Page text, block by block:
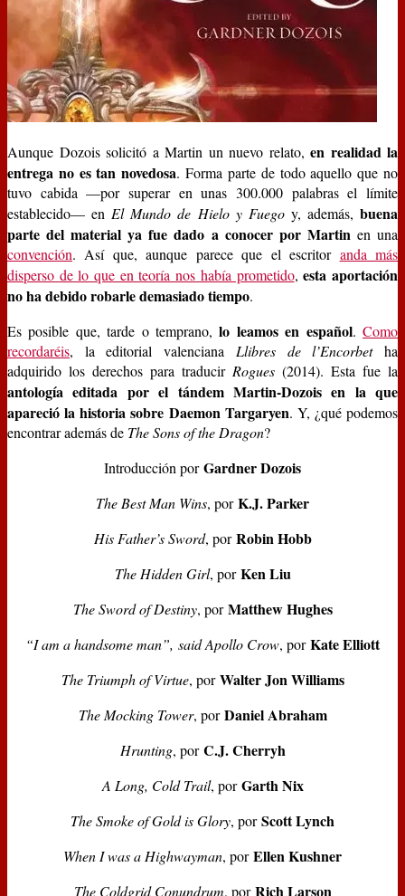
Aunque Dozois solicitó a Martin un nuevo relato, en realidad la
entrega no es tan novedosa. Forma parte de todo aquello que no
tuvo cabida —por superar en unas 300.000 palabras el límite
establecido— en El Mundo de Hielo y Fuegoy, además,buena
parte del material ya fue dado a conocer por Martin en una
convención. Así que, aunque parece que el escritor anda más
disperso de lo que en teoría nos había prometido,esta aportación
no ha debido robarle demasiado tiempo.
Es posible que, tarde o temprano,lo leamos en español.Como
recordaréis, la editorial valenciana Llibres de l’Encorbetha
adquirido los derechos para traducir Rogues (2014). Esta fue la
antología editada por el tándem Martin-Dozois en la que
apareció la historia sobre Daemon Targaryen. Y, ¿qué podemos
encontrar además de The Sons of the Dragon?
Introducción porGardner Dozois
The Best Man Wins, porK.J. Parker
His Father’s Sword, porRobin Hobb
The Hidden Girl, porKen Liu
The Sword of Destiny, porMatthew Hughes
“I am a handsome man”, said Apollo Crow, porKate Elliott
The Triumph of Virtue, porWalter Jon Williams
The Mocking Tower, porDaniel Abraham
Hrunting, porC.J. Cherryh
A Long, Cold Trail, porGarth Nix
The Smoke of Gold is Glory, porScott Lynch
When I was a Highwayman, porEllen Kushner
The Coldgrid Conundrum, porRich Larson